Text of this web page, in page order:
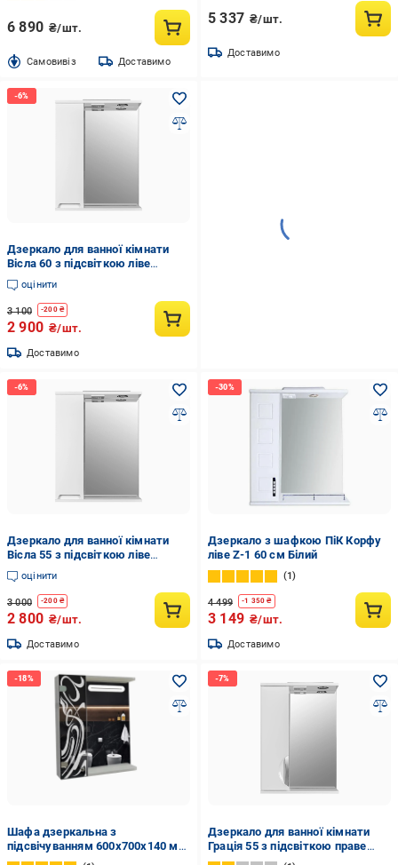
6 890 ₴/шт.
Cамовивіз Доставимо
5 337 ₴/шт.
Доставимо
Дзеркало для ванної кімнати
Вісла 60 з підсвіткою ліве
(25566994)
оцінити
3 100 -200₴
2 900 ₴/шт.
Доставимо
Дзеркало для ванної кімнати
Вісла 55 з підсвіткою ліве
(26350749)
оцінити
3 000 -200₴
2 800 ₴/шт.
Доставимо
Дзеркало з шафкою ПіК Корфу
ліве Z-1 60 см Білий
1
4 499 -1 350 ₴
3 149 ₴/шт.
Доставимо
Шафа дзеркальна з
підсвічуванням 600х700х140 мм
(ШК852)
Дзеркало для ванної кімнати
Грація 55 з підсвіткою праве
(26354638)